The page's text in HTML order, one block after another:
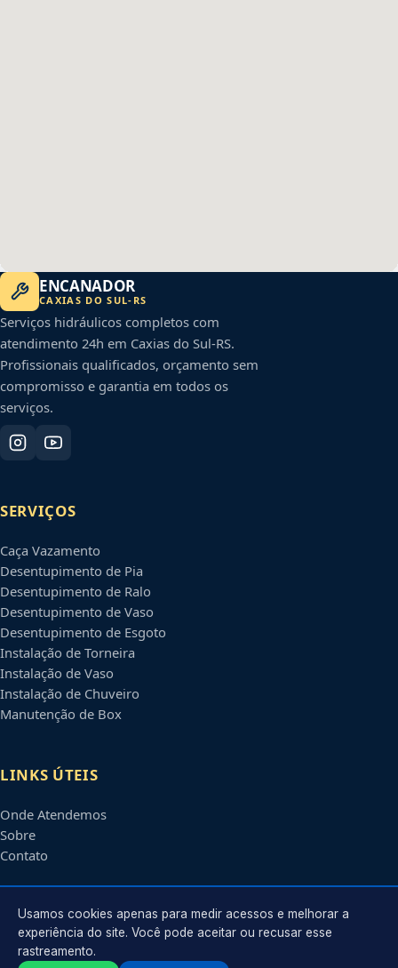
ENCANADOR
CAXIAS DO SUL- RS
Serviços hidráulicos completos com
atendimento 24h em Caxias do Sul-RS.
Profissionais qualificados, orçamento sem
compromisso e garantia em todos os
serviços.
SERVIÇOS
Caça Vazamento
Desentupimento de Pia
Desentupimento de Ralo
Desentupimento de Vaso
Desentupimento de Esgoto
Instalação de Torneira
Instalação de Vaso
Instalação de Chuveiro
Manutenção de Box
LINKS ÚTEIS
Onde Atendemos
Sobre
Contato
CONTATO
Atendimento em
Usamos cookies apenas para medir acessos e melhorar a
experiência do site. Você pode aceitar ou recusar esse
rastreamento.